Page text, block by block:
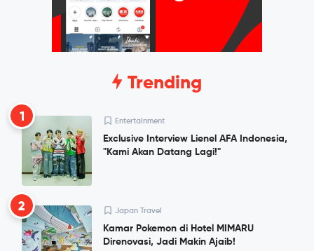
Trending
1 Entertainment
Exclusive Interview Lienel AFA Indonesia,
"Kami Akan Datang Lagi!"
2 Japan Travel
Kamar Pokemon di Hotel MIMARU
Direnovasi, Jadi Makin Ajaib!